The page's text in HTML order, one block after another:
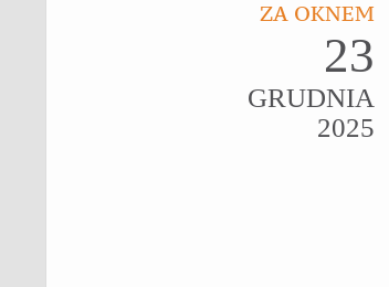
ZA OKNEM
23
GRUDNIA
2025